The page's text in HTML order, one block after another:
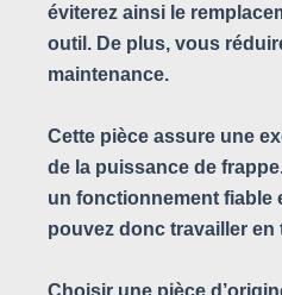
éviterez ainsi le
outil. De plus, vous
maintenance.
Cette pièce assure une
de la puissance de
un fonctionnement fiable
pouvez donc travailler en
Choisir une pièce